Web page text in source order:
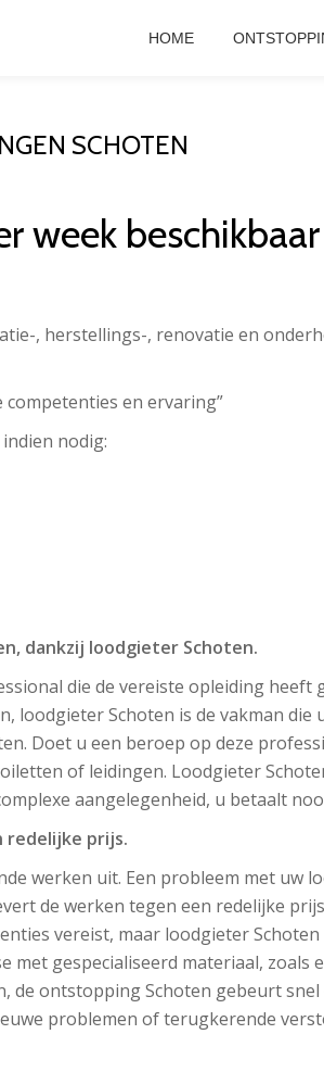
HOME
SCHOTEN
week
, herstellings-, renovatie en
competenties en ervaring”
nodig:
dankzij loodgieter Schoten.
die de vereiste opleiding
loodgieter Schoten is de vakman
Doet u een beroep op deze
of leidingen. Loodgieter
aangelegenheid, u betaalt
prijs.
werken uit. Een probleem met uw
de werken tegen een redelijke
vereist, maar loodgieter
gespecialiseerd materiaal, zoals
ontstopping Schoten gebeurt
problemen of terugkerende